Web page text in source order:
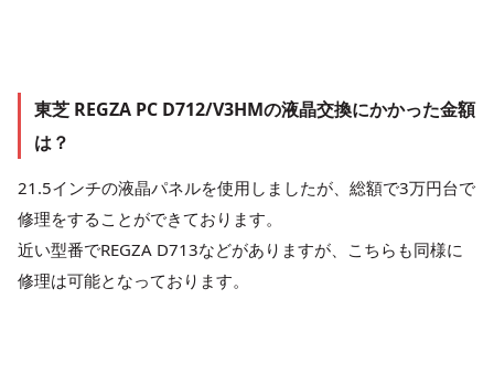
東芝 REGZA PC D712/V3HMの液晶交換にかかった金額
は？
21.5インチの液晶パネルを使用しましたが、総額で3万円台で
修理をすることができております。
近い型番でREGZA D713などがありますが、こちらも同様に
修理は可能となっております。